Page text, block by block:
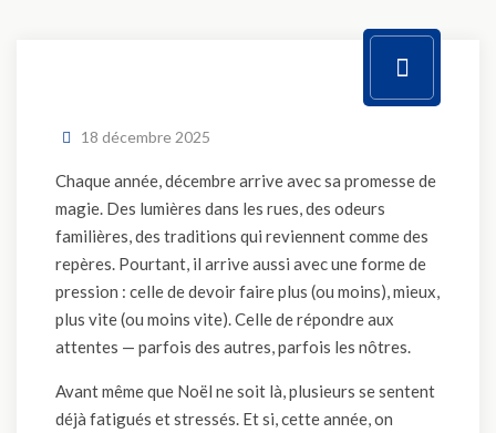
18 décembre 2025
Chaque année, décembre arrive avec sa promesse de
magie. Des lumières dans les rues, des odeurs
familières, des traditions qui reviennent comme des
repères. Pourtant, il arrive aussi avec une forme de
pression : celle de devoir faire plus (ou moins), mieux,
plus vite (ou moins vite). Celle de répondre aux
attentes — parfois des autres, parfois les nôtres.
Avant même que Noël ne soit là, plusieurs se sentent
déjà fatigués et stressés. Et si, cette année, on